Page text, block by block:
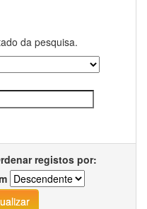
da pesquisa.
registos por: